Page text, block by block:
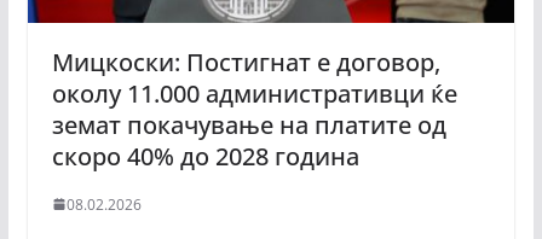
Мицкоски: Постигнат е договор,
околу 11.000 административци ќе
земат покачување на платите од
скоро 40% до 2028 година
08.02.2026